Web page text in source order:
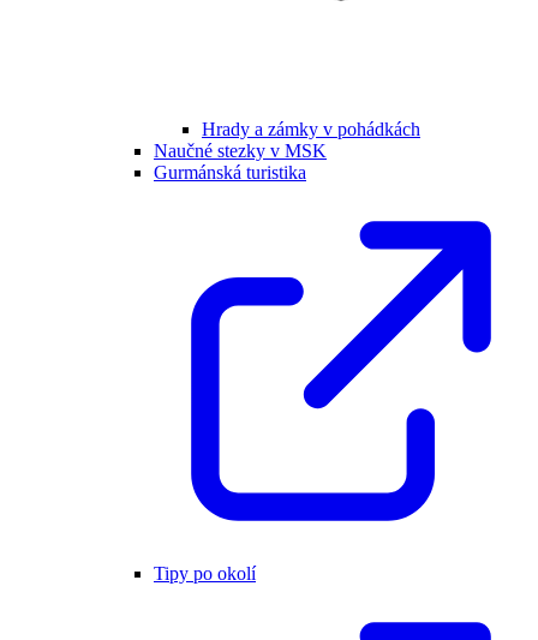
Hrady a zámky v pohádkách
Naučné stezky v MSK
Gurmánská turistika
Tipy po okolí